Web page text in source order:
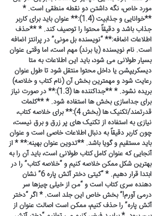
مورد خاص، نگه داشتن دو نقطه منطقی است. *
**خوانایی و جذابیت (1.4):** عنوان باید برای کاربر
جذاب باشد و دقیقاً محتوا را توصیف کند. * **حذف
اطلاعات اضافه:** “نویسنده بل مونی” در پرانتز اضافه
است. نام نویسنده (یا برند) مهم است، اما وقتی عنوان
بسیار طولانی می شود، باید این اطلاعات به متا
دیسکریپشن یا داخل محتوا منتقل شود تا طول عنوان
رعایت شود و مهمترین بخش آن (نام کتاب و خلاصه)
بریده نشود. * **جداکننده ها (1.3):** در صورت نیاز
برای جداسازی بخش ها استفاده شود. * **کلمات
قدرتمند/تکنیک ها (بخش 4):** برای خلاصه کتاب،
نیازی به استفاده از تکنیک های پر زرق و برق نیست،
چون کاربر دقیقاً به دنبال اطلاعات خاصی است و عنوان
باید مستقیم و گویا باشد. **تدوین عنوان بهینه:** * از
آنجایی که عنوان کامل کتاب طولانی است، باید آن را به
بهترین شکل ممکن خلاصه کنیم و “خلاصه کتاب” را در
ابتدا قرار دهیم. * “کیتی دختر آتش پاره 6” نشان
دهنده سری کتاب است و “من از خیلی چیزها سر
درمی آورم!” بخش خاص این جلد است. * اگر “دختر
آتش پاره” را حذف کنیم، ممکن است اصالت عنوان از